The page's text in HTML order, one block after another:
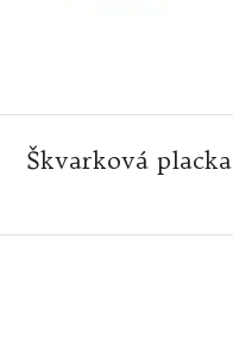
Škvarková placka